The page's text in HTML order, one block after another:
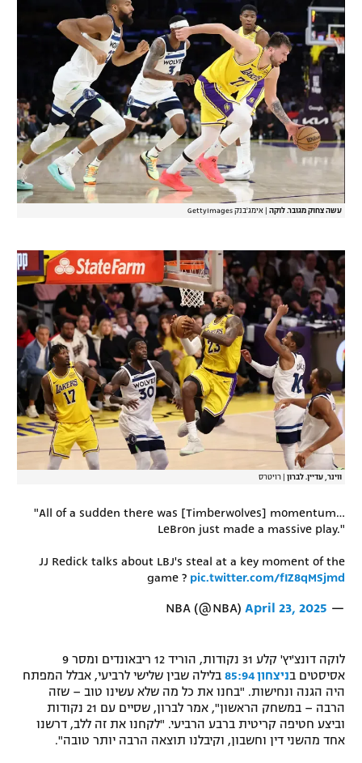
תקנון פעילות ספורט 1
רשיון להקרנה פומבית לבית עסק
הצטרפות לחבילת הערוצים
לוח דרושים – ג'ובנט
המגזין
עשה צחוק מגובר. לוקה אימג'בנק GettyImages
ווינר, עדיין. לברון רויטרס
"All of a sudden there was [Timberwolves] momentum…
LeBron just made a massive play."
JJ Redick talks about LBJ's steal at a key moment of the
game ?️ pic.twitter.com/fIZ8qMSjmd
— NBA (@NBA)
April 23, 2025
לוקה דונצ'יץ' קלע 31 נקודות, הוריד 12 ריבאונדים ומסר 9
אסיסטים בניצחון 85:94
בלילה שבין שלישי לרביעי, אבלל המפתח
היה הגנה ונחישות. "בחנו את כל מה שלא עשינו טוב – שזה
הרבה – במשחק הראשון", אמר לברון, שסיים עם 21 נקודות
וביצע חטיפה קריטית ברבע הרביעי. "לקחנו את זה ללב, דרשנו
אחד מהשני דין וחשבון, וקיבלנו תוצאה הרבה יותר טובה".